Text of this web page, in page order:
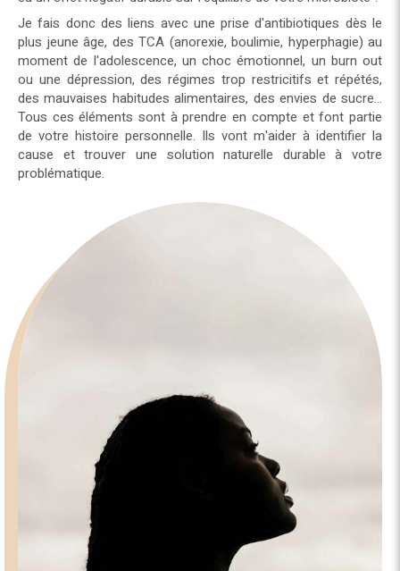
Je fais donc des liens avec une prise d'antibiotiques dès le
plus jeune âge, des TCA (anorexie, boulimie, hyperphagie) au
moment de l'adolescence, un choc émotionnel, un burn out
ou une dépression, des régimes trop restricitifs et répétés,
des mauvaises habitudes alimentaires, des envies de sucre...
Tous ces éléments sont à prendre en compte et font partie
de votre histoire personnelle. Ils vont m'aider à identifier la
cause et trouver une solution naturelle durable à votre
problématique.